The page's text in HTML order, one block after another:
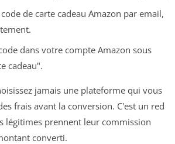
de carte cadeau Amazon par email,
dans votre compte Amazon sous
cadeau".
jamais une plateforme qui vous
frais avant la conversion. C'est un red
légitimes prennent leur commission
converti.